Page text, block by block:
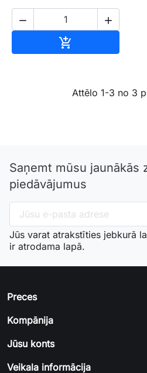
 

Attēlo 1-3 no 3
Saņemt mūsu jaunākās
piedāvājumus
Jūs varat atrakstīties jebkurā
ir atrodama lapā.
Preces
Kompānija
Jūsu konts
Veikala informācija